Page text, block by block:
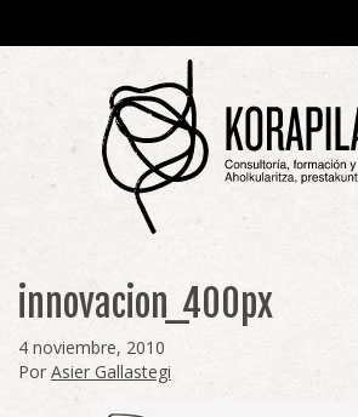
innovacion_400px
4 noviembre, 2010
Por Asier Gallastegi